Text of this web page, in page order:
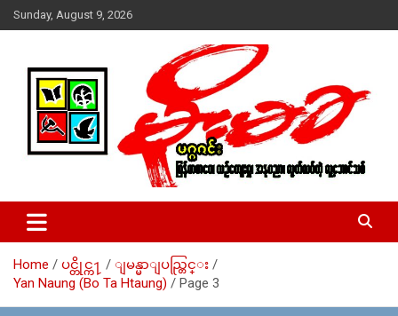
Skip
to
Sunday, August 9, 2026
MoeMaKa Burmese News &
Media
ယ္ေရး – အမွတ္ ၂၅၄၊ ပထပ္၊ လမ္း ၄၀၊ ေက်ာက္တံတား၊ ရန္ကုန္။
(ဖုုံး – ၀၉ ၂၅၂ ၂၄၉ ၀၉၄ ၊ ၀၉ ၄၂၁ ၇၄၃ ၇၅၃ ၊ ၀၉ ၅၀၄ ၁၀ ၅၈) ျ
ဇာေစ်းသစ္ ။ ၀၉ ၇၈၆၈၃၇ ၃၀၅ / ၀၉ ၉၆၃၆၉၉၈၃၄
Home ပင္တိုင္က႑
ျမန္မာျပည္တြင္း
Yan Naung (Bo Ta Htaung)
Page 3